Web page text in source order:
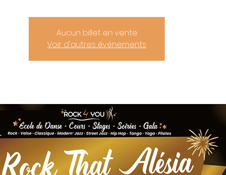
Aucun billet en vente
Voir d'autres événements